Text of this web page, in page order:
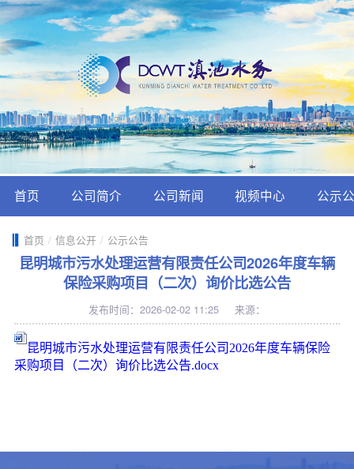
首页 公司简介 公司新闻 视频中心 公示
首页 / 信息公开 / 公示公告
昆明城市污水处理运营有限责任公司2026年度车辆
保险采购项目（二次）询价比选公告
发布时间：2026-02-02 11:25 来源：
昆明城市污水处理运营有限责任公司2026年度车辆保险
采购项目（二次）询价比选公告.docx